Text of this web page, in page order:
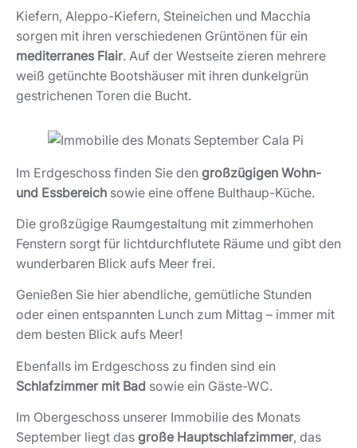
Kiefern, Aleppo-Kiefern, Steineichen und Macchia
sorgen mit ihren verschiedenen Grüntönen für ein
mediterranes Flair. Auf der Westseite zieren mehrere
weiß getünchte Bootshäuser mit ihren dunkelgrün
gestrichenen Toren die Bucht.
Im Erdgeschoss finden Sie den großzügigen Wohn-
und Essbereich sowie eine offene Bulthaup-Küche.
Die großzügige Raumgestaltung mit zimmerhohen
Fenstern sorgt für lichtdurchflutete Räume und gibt den
wunderbaren Blick aufs Meer frei.
Genießen Sie hier abendliche, gemütliche Stunden
oder einen entspannten Lunch zum Mittag – immer mit
dem besten Blick aufs Meer!
Ebenfalls im Erdgeschoss zu finden sind ein
Schlafzimmer mit Bad sowie ein Gäste-WC.
Im Obergeschoss unserer Immobilie des Monats
September liegt das große Hauptschlafzimmer, das